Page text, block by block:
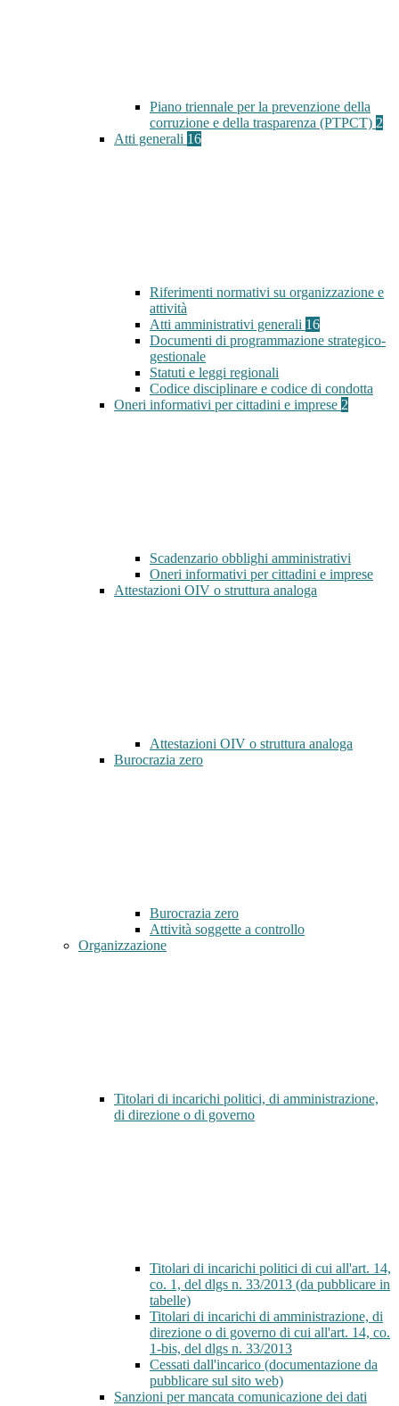
Piano triennale per la prevenzione della
corruzione e della trasparenza (PTPCT) 2
Atti generali 16
Riferimenti normativi su organizzazione e
attività
Atti amministrativi generali 16
Documenti di programmazione strategico-
gestionale
Statuti e leggi regionali
Codice disciplinare e codice di condotta
Oneri informativi per cittadini e imprese 2
Scadenzario obblighi amministrativi
Oneri informativi per cittadini e imprese
Attestazioni OIV o struttura analoga
Attestazioni OIV o struttura analoga
Burocrazia zero
Burocrazia zero
Attività soggette a controllo
Organizzazione
Titolari di incarichi politici, di amministrazione,
di direzione o di governo
Titolari di incarichi politici di cui all'art. 14,
co. 1, del dlgs n. 33/2013 (da pubblicare in
tabelle)
Titolari di incarichi di amministrazione, di
direzione o di governo di cui all'art. 14, co.
1-bis, del dlgs n. 33/2013
Cessati dall'incarico (documentazione da
pubblicare sul sito web)
Sanzioni per mancata comunicazione dei dati